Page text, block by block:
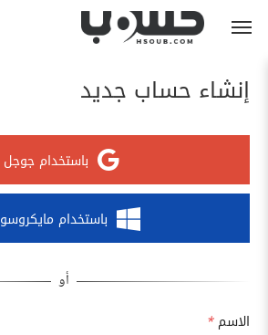
إنشاء حساب جديد
باستخدام جوجل
باستخدام
الاسم *